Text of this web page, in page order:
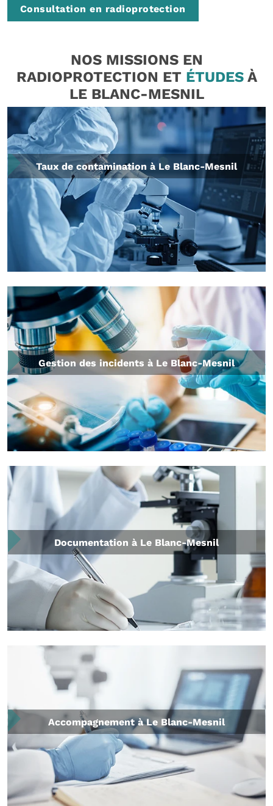
Consultation en radioprotection
NOS MISSIONS EN
RADIOPROTECTION ET ÉTUDESÀ
LE BLANC-MESNIL
Taux de contamination à Le Blanc-Mesnil
Gestion des incidents à Le Blanc-Mesnil
Documentation à Le Blanc-Mesnil
Accompagnement à Le Blanc-Mesnil